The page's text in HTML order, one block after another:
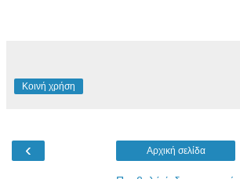
Κοινή χρήση
‹ Αρχική σελίδα